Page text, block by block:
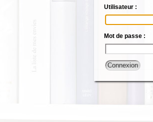
Utilisateur :
Mot de passe :